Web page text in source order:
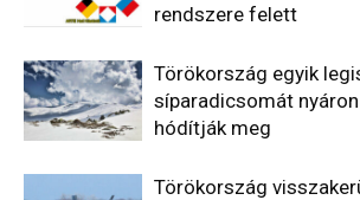
rendszere felett
Törökország egyik
síparadicsomát
hódítják meg
Törökország